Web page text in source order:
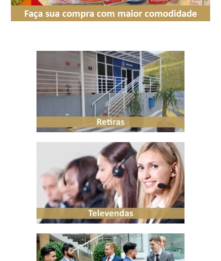
Faça sua compra com maior comodidade